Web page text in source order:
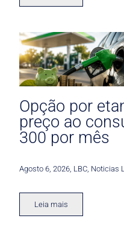
Opção por
preço ao
300 por mês
Agosto 6, 2026 LBC Noticias
Leia mais